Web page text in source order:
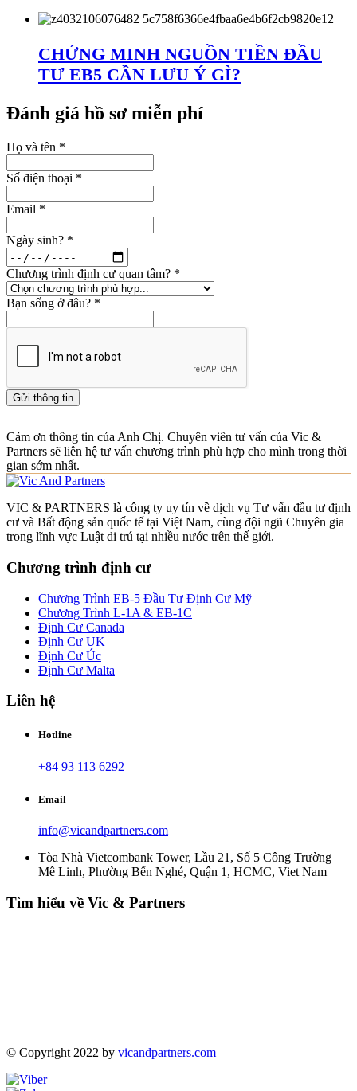
CHỨNG MINH NGUỒN TIỀN ĐẦU
TƯ EB5 CẦN LƯU Ý GÌ?
Đánh giá hồ sơ miễn phí
Họ và tên *
Số điện thoại *
Email *
Ngày sinh? *
Chương trình định cư quan tâm? *
Bạn sống ở đâu? *
Gửi thông tin
Cảm ơn thông tin của Anh Chị. Chuyên viên tư vấn của Vic &
Partners sẽ liên hệ tư vấn chương trình phù hợp cho mình trong thời
gian sớm nhất.
VIC & PARTNERS là công ty uy tín về dịch vụ Tư vấn đầu tư định
cư và Bất động sản quốc tế tại Việt Nam, cùng đội ngũ Chuyên gia
trong lĩnh vực Luật di trú tại nhiều nước trên thế giới.
Chương trình định cư
Chương Trình EB-5 Đầu Tư Định Cư Mỹ
Chương Trình L-1A & EB-1C
Định Cư Canada
Định Cư UK
Định Cư Úc
Định Cư Malta
Liên hệ
Hotline
+84 93 113 6292
Email
info@vicandpartners.com
Tòa Nhà Vietcombank Tower, Lầu 21, Số 5 Công Trường
Mê Linh, Phường Bến Nghé, Quận 1, HCMC, Viet Nam
Tìm hiểu về Vic & Partners
© Copyright 2022 by vicandpartners.com